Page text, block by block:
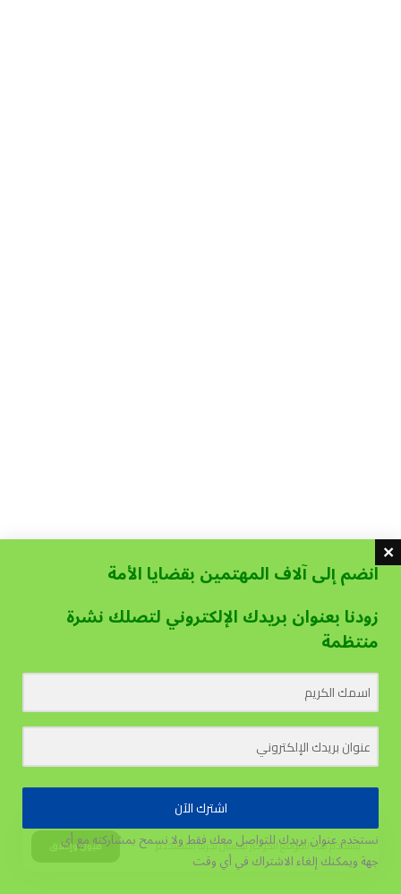
يستخدم هذا الموقع الكوكيز لتحسين تجربة المستخدم. قبول وإغلاق
انضم إلى آلاف المهتمين بقضايا الأمة
زودنا بعنوان بريدك الإلكتروني لتصلك نشرة
منتظمة
اشترك الآن
نستخدم عنوان بريدك للتواصل معك فقط ولا نسمح بمشاركته مع أي
جهةويمكنك إلغاء الاشتراك في أي وقت